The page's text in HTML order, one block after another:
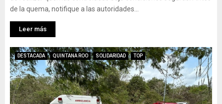
de la quema, notifique a las autoridades...
Leer más
DESTACADA QUINTANA ROO SOLIDARIDAD TOP